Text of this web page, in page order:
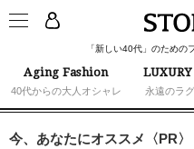
「新しい40代」のための
Aging Fashion
40代からの大人オシャレ 永遠のラ
今、あなたにオススメ〈PR〉